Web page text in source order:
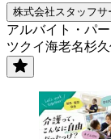
株式会社スタッフサ
アルバイト・パー
ツクイ海老名杉